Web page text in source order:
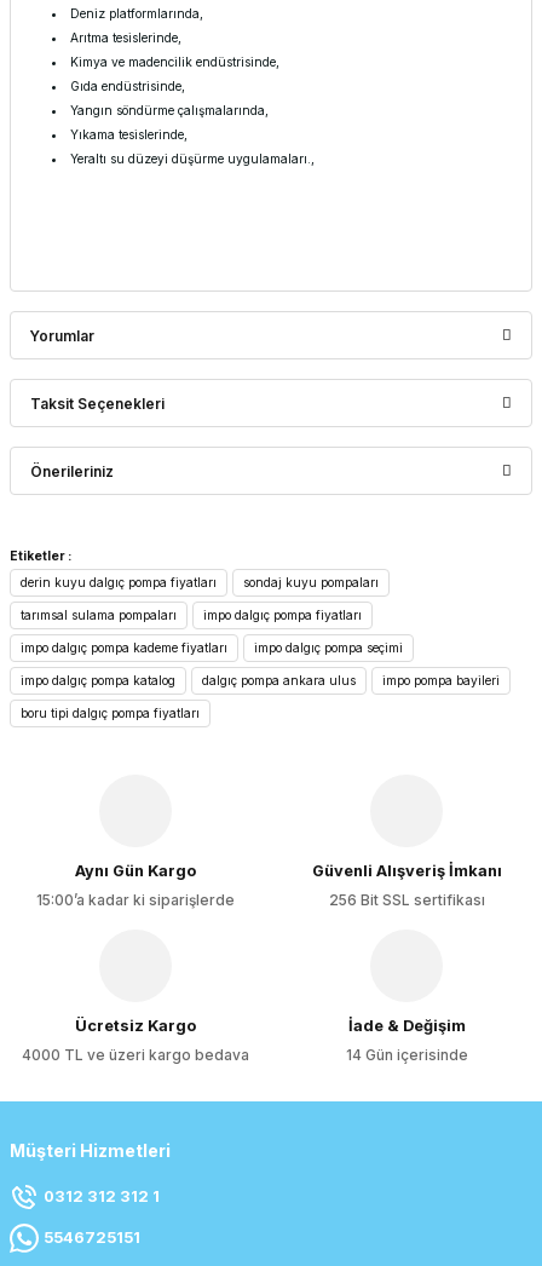
Deniz platformlarında,
Arıtma tesislerinde,
Kimya ve madencilik endüstrisinde,
Gıda endüstrisinde,
Yangın söndürme çalışmalarında,
Yıkama tesislerinde,
Yeraltı su düzeyi düşürme uygulamaları.,
Yorumlar
Bu ürüne ilk yorumu siz yapın!
Taksit Seçenekleri
Önerileriniz
Bu ürünün fiyat bilgisi, resim, ürün açıklamalarında ve diğer
konularda yetersiz gördüğünüz noktaları öneri formunu
kullanarak tarafımıza iletebilirsiniz.
Görüş ve önerileriniz için teşekkür ederiz.
Ürün resmi kalitesiz, bozuk veya görüntülenemiyor.
Ürün açıklamasında eksik bilgiler bulunuyor.
Etiketler :
derin kuyu dalgıç pompa fiyatları
sondaj kuyu pompaları
tarımsal sulama pompaları impo dalgıç pompa fiyatları
impo dalgıç pompa kademe fiyatları impo dalgıç pompa seçimi
impo dalgıç pompa katalog dalgıç pompa ankara ulus impo pompa bayileri
boru tipi dalgıç pompa fiyatları
Aynı Gün Kargo
15:00’a kadar ki siparişlerde
Güvenli Alışveriş İmkanı
256 Bit SSL sertifikası
Ücretsiz Kargo
4000 TL ve üzeri kargo bedava
İade & Değişim
14 Gün içerisinde
Müşteri Hizmetleri
0312 312 312 1
5546725151